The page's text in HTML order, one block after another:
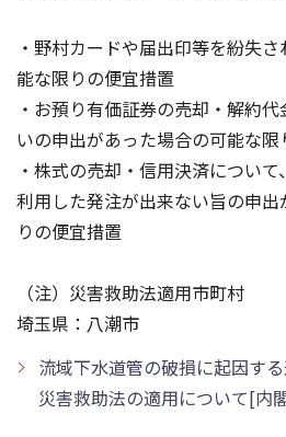
・野村カードや届出印等を紛失
能な限りの便宜措置
・お預り有価証券の売却・解約
いの申出があった場合の可能な
・株式の売却・信用決済につい
利用した発注が出来ない旨の申
りの便宜措置
（注）災害救助法適用市町村
埼玉県：八潮市
流域下水道管の破損に起因す
災害救助法の適用について[内